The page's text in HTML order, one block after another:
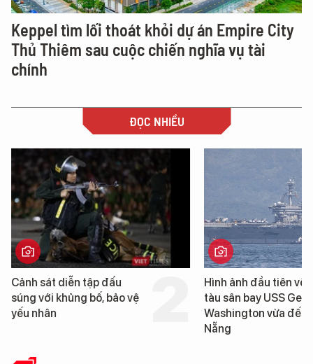
Keppel tìm lối thoát khỏi dự án Empire City
Thủ Thiêm sau cuộc chiến nghĩa vụ tài
chính
ĐỌC NHIỀU
Hình ảnh đầu tiên về siêu
tàu sân bay USS George
Washington vừa đến Đà
Đà Nẵng sẽ đầu tư
6.200 tỷ đồng xây
Bến cảng Liên Chiểu
đoạn 2